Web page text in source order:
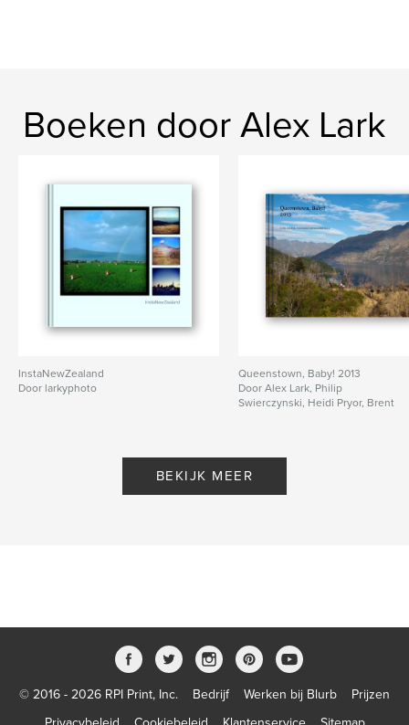
Boeken door Alex Lark
InstaNewZealand
Door larkyphoto
Queenstown, Baby! 2013
Door Alex Lark, Philip
Swierczynski, Heidi Pryor, Brent
BEKIJK MEER
© 2016 - 2026 RPI Print, Inc. Bedrijf Werken bij Blurb
Prijzen